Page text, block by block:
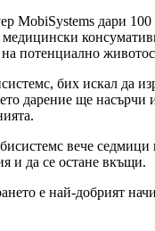
MobiSystems дари
потенциално
бих искал да
дарение ще насърчи
вече седмици
и да се остане вкъщи.
е най-добрият